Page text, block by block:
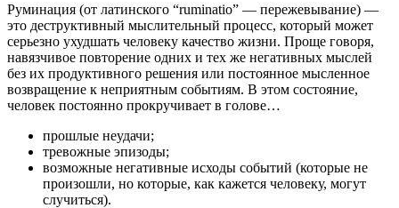
Руминация (от латинского “ruminatio” — пережевывание) —
это деструктивный мыслительный процесс, который может
серьезно ухудшать человеку качество жизни. Проще говоря,
навязчивое повторение одних и тех же негативных мыслей
без их продуктивного решения или постоянное мысленное
возвращение к неприятным событиям. В этом состояние,
человек постоянно прокручивает в голове…
прошлые неудачи;
тревожные эпизоды;
возможные негативные исходы событий (которые не
произошли, но которые, как кажется человеку, могут
случиться).